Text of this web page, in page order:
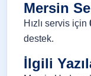
Mersin
Hızlı servis için
destek.
İlgili